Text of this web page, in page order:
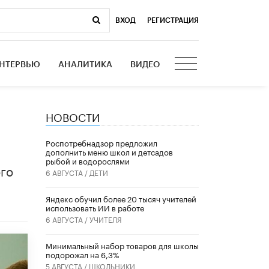
ВХОД РЕГИСТРАЦИЯ
АНАЛИТИКА ВИДЕО
НОВОСТИ
Роспотребнадзор предложил
дополнить меню школ и детсадов
рыбой и водорослями
6 АВГУСТА / ДЕТИ
​Яндекс обучил более 20 тысяч учителей
использовать ИИ в работе
6 АВГУСТА /УЧИТЕЛЯ
Минимальный набор товаров для школы
подорожал на 6,3%
5 АВГУСТА / ШКОЛЬНИКИ